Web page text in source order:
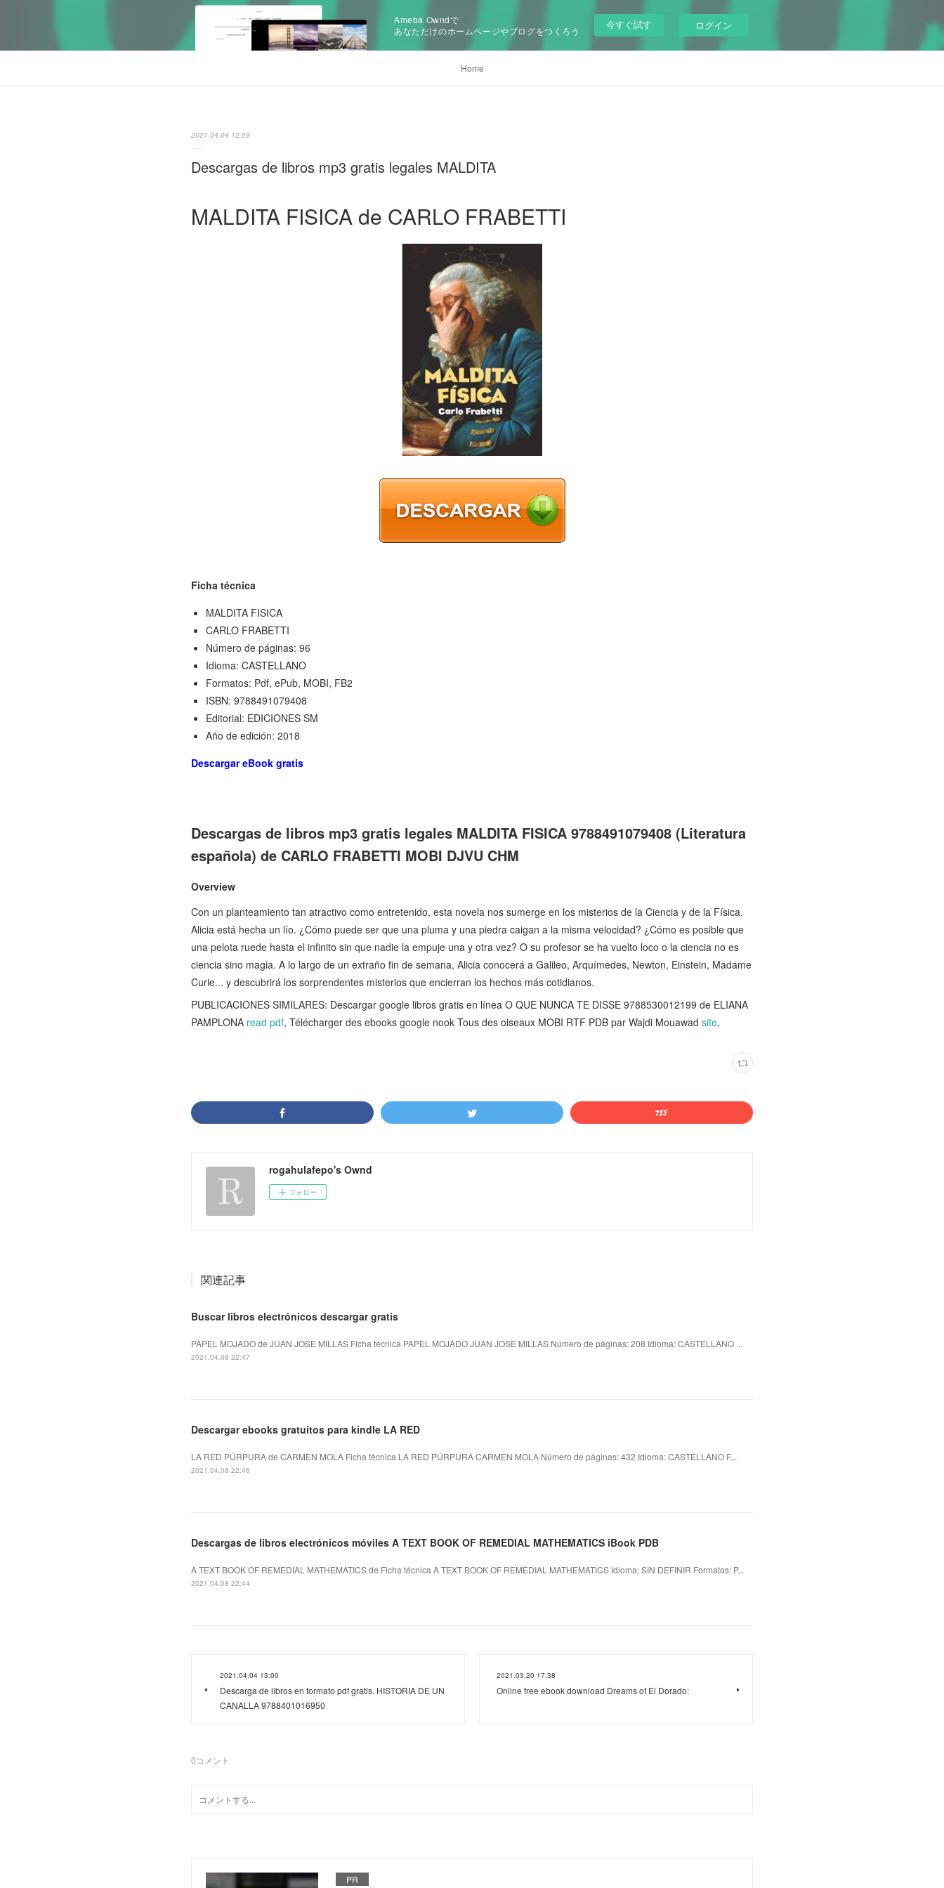
Ameba Owndで
あなただけのホームページやブログをつくろう
今すぐ試す ログイン
Home
2021.04.04 12:59
Descargas de libros mp3 gratis legales MALDITA
MALDITA FISICA de CARLO FRABETTI
Ficha técnica
MALDITA FISICA
CARLO FRABETTI
Número de páginas: 96
Idioma: CASTELLANO
Formatos: Pdf, ePub, MOBI, FB2
ISBN: 9788491079408
Editorial: EDICIONES SM
Año de edición: 2018
Descargar eBook gratis
Descargas de libros mp3 gratis legales MALDITA FISICA 9788491079408 (Literatura
española) de CARLO FRABETTI MOBI DJVU CHM
Overview
Con un planteamiento tan atractivo como entretenido, esta novela nos sumerge en los misterios de la Ciencia y de la Física.
Alicia está hecha un lío. ¿Cómo puede ser que una pluma y una piedra caigan a la misma velocidad? ¿Cómo es posible que
una pelota ruede hasta el infinito sin que nadie la empuje una y otra vez? O su profesor se ha vuelto loco o la ciencia no es
ciencia sino magia. A lo largo de un extraño fin de semana, Alicia conocerá a Galileo, Arquímedes, Newton, Einstein, Madame
Curie... y descubrirá los sorprendentes misterios que encierran los hechos más cotidianos.
PUBLICACIONES SIMILARES: Descargar google libros gratis en línea O QUE NUNCA TE DISSE 9788530012199 de ELIANA
PAMPLONA read pdf, Télécharger des ebooks google nook Tous des oiseaux MOBI RTF PDB par Wajdi Mouawad site,
rogahulafepo's Ownd
フォロー
関連記事
Buscar libros electrónicos descargar gratis
PAPEL MOJADO de JUAN JOSE MILLAS Ficha técnica PAPEL MOJADO JUAN JOSE MILLAS Número de páginas: 208 Idioma: CASTELLANO ...
2021.04.08 22:47
Descargar ebooks gratuitos para kindle LA RED
LA RED PÚRPURA de CARMEN MOLA Ficha técnica LA RED PÚRPURA CARMEN MOLA Número de páginas: 432 Idioma: CASTELLANO F...
2021.04.08 22:46
Descargas de libros electrónicos móviles A TEXT BOOK OF REMEDIAL MATHEMATICS iBook PDB
A TEXT BOOK OF REMEDIAL MATHEMATICS de Ficha técnica A TEXT BOOK OF REMEDIAL MATHEMATICS Idioma: SIN DEFINIR Formatos: P...
2021.04.08 22:44
2021.04.04 13:00
Descarga de libros en formato pdf gratis. HISTORIA DE UN
CANALLA 9788401016950
2021.03.20 17:38
Online free ebook download Dreams of El Dorado:
0コメント
PR